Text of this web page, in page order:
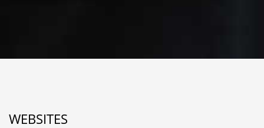
WEBSITES